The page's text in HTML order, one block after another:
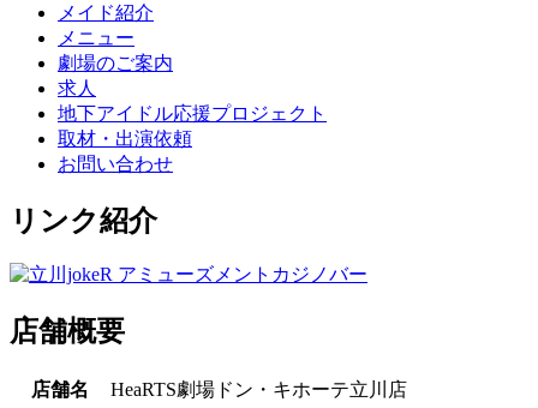
メイド紹介
メニュー
劇場のご案内
求人
地下アイドル応援プロジェクト
取材・出演依頼
お問い合わせ
リンク紹介
店舗概要
店舗名 HeaRTS劇場ドン・キホーテ立川店